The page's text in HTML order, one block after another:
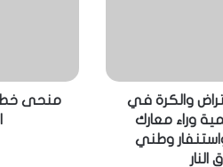
والكرة في
وراء معارك
وطني
منحى